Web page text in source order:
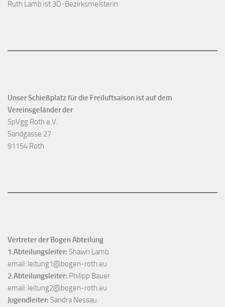
Ruth Lamb ist 3D-Bezirksmeisterin
Unser Schießplatz für die Freiluftsaison ist auf dem
Vereinsgeländer der
SpVgg Roth e.V.
Sandgasse 27
91154 Roth
Vertreter der Bogen Abteilung
1.Abteilungsleiter: Shawn Lamb
email: leitung1@bogen-roth.eu
2.Abteilungsleiter: Philipp Bauer
email: leitung2@bogen-roth.eu
Jugendleiter: Sandra Nessau